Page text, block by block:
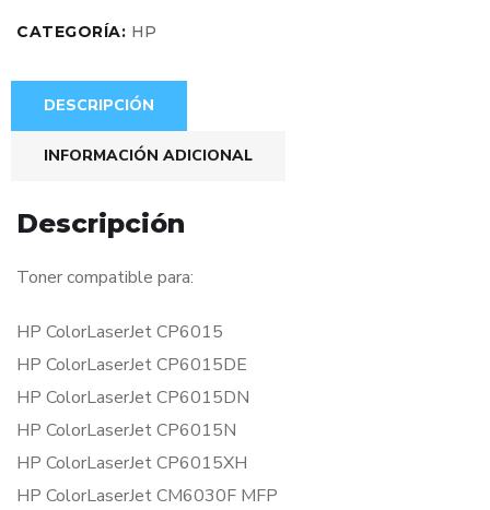
CATEGORÍA: HP
DESCRIPCIÓN
INFORMACIÓN ADICIONAL
Descripción
Toner compatible para:
HP ColorLaserJet CP6015
HP ColorLaserJet CP6015DE
HP ColorLaserJet CP6015DN
HP ColorLaserJet CP6015N
HP ColorLaserJet CP6015XH
HP ColorLaserJet CM6030F MFP